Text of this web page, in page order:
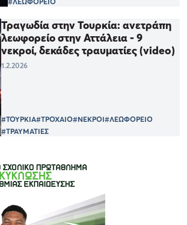
Τραγωδία στην Τουρκία: ανετράπη
λεωφορείο στην Αττάλεια - 9
νεκροί, δεκάδες τραυματίες (video)
1.2.2026
#ΤΟΥΡΚΙΑ#ΤΡΟΧΑΙΟ#ΝΕΚΡΟΙ#ΛΕΩΦΟΡΕΙΟ
#ΤΡΑΥΜΑΤΙΕΣ